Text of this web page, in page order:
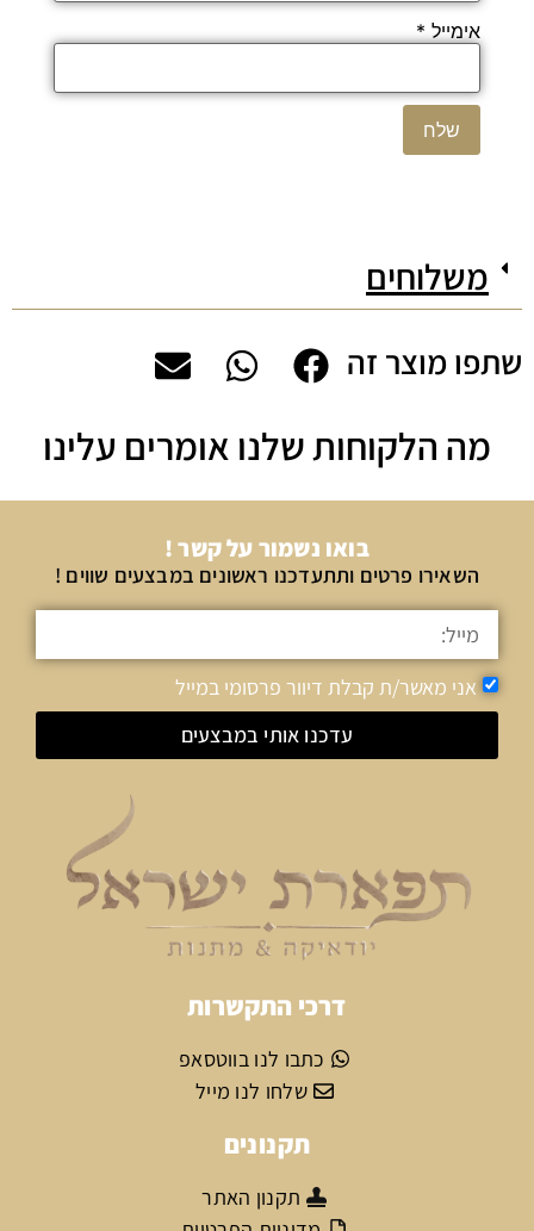
אימייל *
משלוחים
שתפו מוצר זה
מה הלקוחות שלנו אומרים עלינו
בואו נשמור על קשר !
השאירו פרטים ותתעדכנו ראשונים במבצעים שווים !
אני מאשר/ת קבלת דיוור פרסומי במייל
עדכנו אותי במבצעים
דרכי התקשרות
כתבו לנו בווטסאפ
שלחו לנו מייל
תקנונים
תקנון האתר